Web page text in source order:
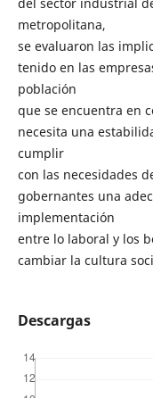
metropolitana,
se evaluaron las
tenido en las
población
que se encuentra en
necesita una
cumplir
con las necesidades
gobernantes una
implementación
entre lo laboral y los
cambiar la cultura
Descargas